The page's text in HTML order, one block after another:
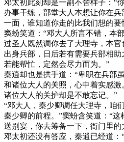
邓太初此刻却是一副不舍样子：“
办事干练，部堂大人本想让你在
一面，谁知道你走的比我们想的要
窦蚡笑道：“邓大人所言不错，本
过圣人既然调你去了大理寺，本
出身兵部，日后若有需要兵部相
若能帮忙，定然会尽力而为。”
秦逍却也是拱手道：“卑职在兵部
和诸位大人的关照，心中着实感
诸位大人的关护却是不敢忘记。”
“邓大人，秦少卿调任大理寺，咱
秦少卿的前程。”窦蚡含笑道：“
送别宴，你去筹备一下，衙门里
邓太初还没有答应，秦逍已经道